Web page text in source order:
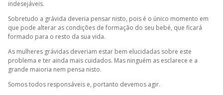
indesejáveis.
Sobretudo a grávida deveria pensar nisto, pois é o único momento em
que pode alterar as condições de formação do seu bebé, que ficará
formado para o resto da sua vida.
As mulheres grávidas deveriam estar bem elucidadas sobre este
problema e ter ainda mais cuidados. Mas ninguém as esclarece e a
grande maioria nem pensa nisto.
Somos todos responsáveis e, portanto devemos agir.